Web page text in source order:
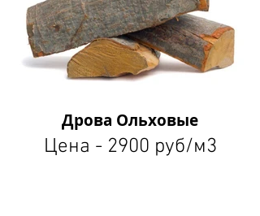
Дрова Ольховые
Цена - 2900 руб/м3